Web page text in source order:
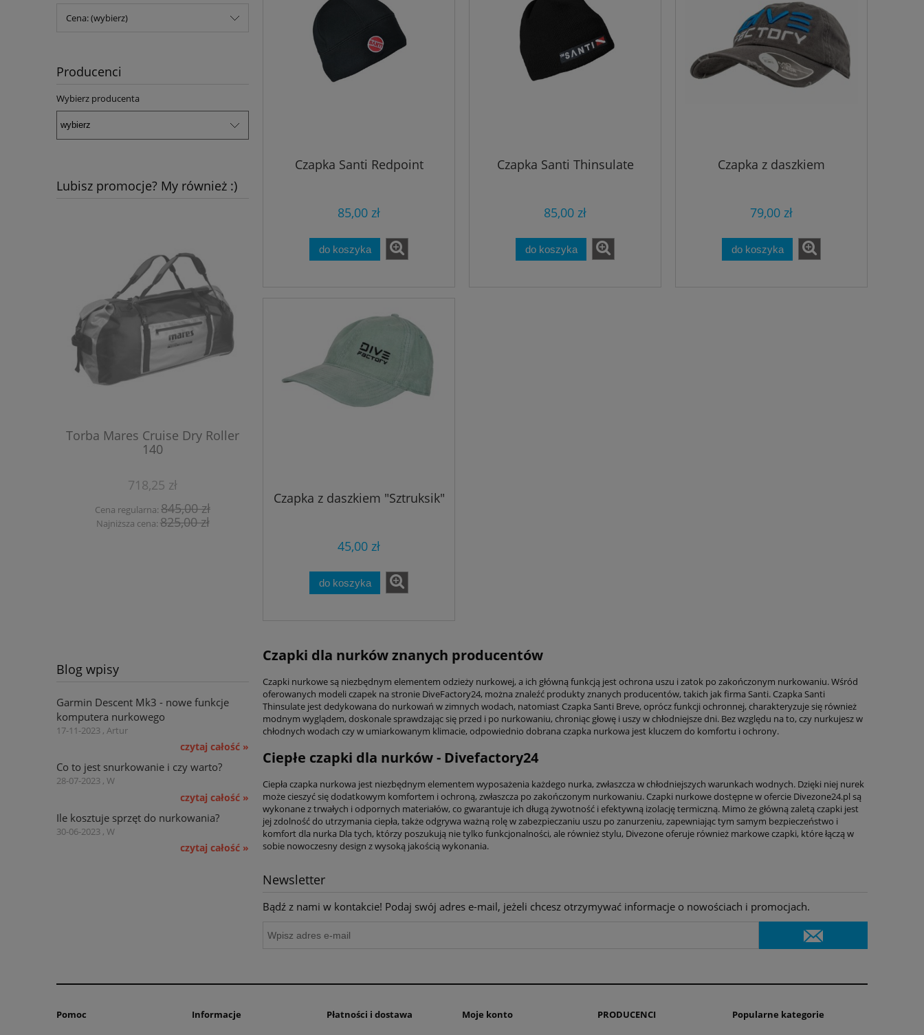
Cena: (wybierz)
Producenci
Wybierz producenta
Lubisz promocje? My również :)
Torba Mares Cruise Dry Roller
140
718,25 zł
Cena regularna: 845,00 zł
Najniższa cena: 825,00 zł
Cena regularna: 1 270,00 zł
Blog wpisy
Garmin Descent Mk3 - nowe funkcje
komputera nurkowego
17-11-2023 , Artur
czytaj całość »
Co to jest snurkowanie i czy warto?
28-07-2023 , W
czytaj całość »
Ile kosztuje sprzęt do nurkowania?
30-06-2023 , W
czytaj całość »
Czapka Santi Redpoint
85,00 zł
do koszyka
Czapka Santi Thinsulate
85,00 zł
do koszyka
Czapka z daszkiem
79,00 zł
do koszyka
Czapka z daszkiem "Sztruksik"
45,00 zł
do koszyka
Czapki dla nurków znanych producentów
Czapki nurkowe są niezbędnym elementem odzieży nurkowej, a ich główną funkcją jest ochrona uszu i zatok po zakończonym nurkowaniu. Wśród
oferowanych modeli czapek na stronie DiveFactory24, można znaleźć produkty znanych producentów, takich jak firma Santi. Czapka Santi
Thinsulate jest dedykowana do nurkowań w zimnych wodach, natomiast Czapka Santi Breve, oprócz funkcji ochronnej, charakteryzuje się również
modnym wyglądem, doskonale sprawdzając się przed i po nurkowaniu, chroniąc głowę i uszy w chłodniejsze dni. Bez względu na to, czy nurkujesz w
chłodnych wodach czy w umiarkowanym klimacie, odpowiednio dobrana czapka nurkowa jest kluczem do komfortu i ochrony.
Ciepłe czapki dla nurków - Divefactory24
Ciepła czapka nurkowa jest niezbędnym elementem wyposażenia każdego nurka, zwłaszcza w chłodniejszych warunkach wodnych. Dzięki niej nurek
może cieszyć się dodatkowym komfortem i ochroną, zwłaszcza po zakończonym nurkowaniu. Czapki nurkowe dostępne w ofercie Divezone24.pl są
wykonane z trwałych i odpornych materiałów, co gwarantuje ich długą żywotność i efektywną izolację termiczną. Mimo że główną zaletą czapki jest
jej zdolność do utrzymania ciepła, także odgrywa ważną rolę w zabezpieczaniu uszu po zanurzeniu, zapewniając tym samym bezpieczeństwo i
komfort dla nurka Dla tych, którzy poszukują nie tylko funkcjonalności, ale również stylu, Divezone oferuje również markowe czapki, które łączą w
sobie nowoczesny design z wysoką jakością wykonania.
Newsletter
Bądź z nami w kontakcie! Podaj swój adres e-mail, jeżeli chcesz otrzymywać informacje o nowościach i promocjach.
Pomoc Informacje Płatności i dostawa Moje konto PRODUCENCI Popularne kategorie